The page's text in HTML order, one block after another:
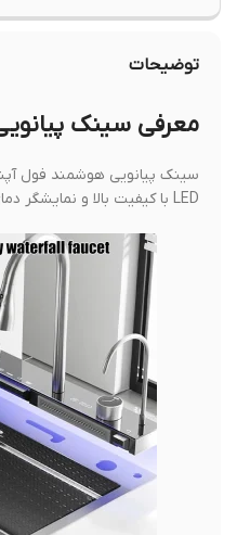
توضیحات
معرفی سینک
سینک پیانویی هوشمند فول آپشن